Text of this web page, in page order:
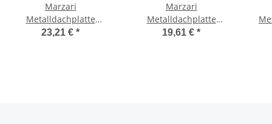
Marzari
Metalldachplatte
Grande 313 Rot MTP GR
23,21 € *
Marzari
Metalldachplatte
Grande 28M58 verzinkt
19,61 € *